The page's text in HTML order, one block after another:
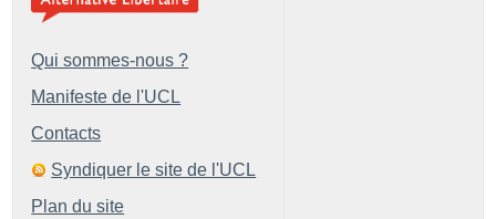
Qui sommes-nous ?
Manifeste de l'UCL
Contacts
Syndiquer le site de l'UCL
Plan du site